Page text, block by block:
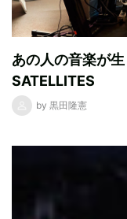
あの人の音楽が
SATELLITES
by 黒田隆憲